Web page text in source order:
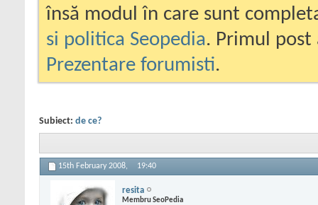
însă modul în care sunt
si politica Seopedia. Primul
Prezentare forumisti.
Subiect: de ce?
15th February 2008, 19:40
resita
Membru SeoPedia